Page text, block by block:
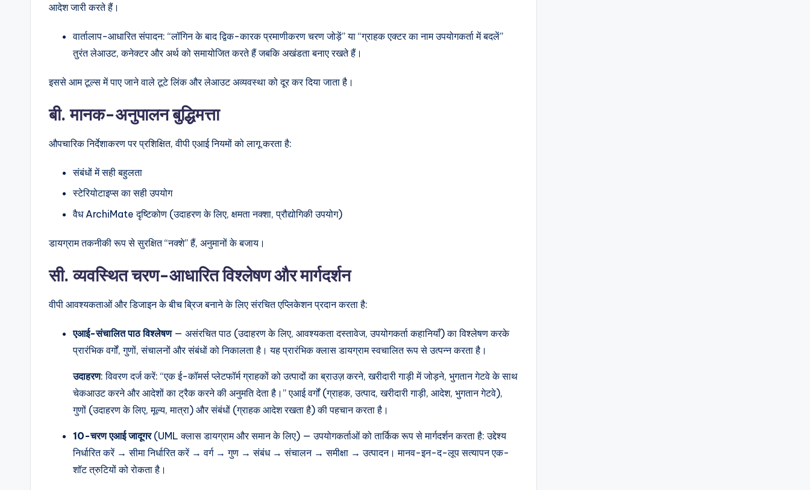
आदेश जारी करते हैं।
वार्तालाप-आधारित संपादन: “लॉगिन के बाद द्विक-कारक प्रमाणीकरण चरण जोड़ें” या “ग्राहक एक्टर का नाम उपयोगकर्ता में बदलें”
तुरंत लेआउट, कनेक्टर और अर्थ को समायोजित करते हैं जबकि अखंडता बनाए रखते हैं।
इससे आम टूल्स में पाए जाने वाले टूटे लिंक और लेआउट अव्यवस्था को दूर कर दिया जाता है।
बी. मानक-अनुपालन बुद्धिमत्ता
औपचारिक निर्देशाकरण पर प्रशिक्षित, वीपी एआई नियमों को लागू करता है:
संबंधों में सही बहुलता
स्टेरियोटाइप्स का सही उपयोग
वैध ArchiMate दृष्टिकोण (उदाहरण के लिए, क्षमता नक्शा, प्रौद्योगिकी उपयोग)
डायग्राम तकनीकी रूप से सुरक्षित “नक्शे” हैं, अनुमानों के बजाय।
सी. व्यवस्थित चरण-आधारित विश्लेषण और मार्गदर्शन
वीपी आवश्यकताओं और डिजाइन के बीच ब्रिज बनाने के लिए संरचित एप्लिकेशन प्रदान करता है:
एआई-संचालित पाठ विश्लेषण— असंरचित पाठ (उदाहरण के लिए, आवश्यकता दस्तावेज, उपयोगकर्ता कहानियाँ) का विश्लेषण करके
प्रारंभिक वर्गों, गुणों, संचालनों और संबंधों को निकालता है। यह प्रारंभिक क्लास डायग्राम स्वचालित रूप से उत्पन्न करता है।
उदाहरण: विवरण दर्ज करें: “एक ई-कॉमर्स प्लेटफॉर्म ग्राहकों को उत्पादों का ब्राउज़ करने, खरीदारी गाड़ी में जोड़ने, भुगतान गेटवे के साथ
चेकआउट करने और आदेशों का ट्रैक करने की अनुमति देता है।” एआई वर्गों (ग्राहक, उत्पाद, खरीदारी गाड़ी, आदेश, भुगतान गेटवे),
गुणों (उदाहरण के लिए, मूल्य, मात्रा) और संबंधों (ग्राहक आदेश रखता है) की पहचान करता है।
10-चरण एआई जादूगर(UML क्लास डायग्राम और समान के लिए) — उपयोगकर्ताओं को तार्किक रूप से मार्गदर्शन करता है: उद्देश्य
निर्धारित करें → सीमा निर्धारित करें → वर्ग → गुण → संबंध → संचालन → समीक्षा → उत्पादन। मानव-इन-द-लूप सत्यापन एक-
शॉट त्रुटियों को रोकता है।